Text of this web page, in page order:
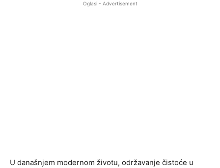
Oglasi - Advertisement
U današnjem modernom životu, održavanje čistoće u